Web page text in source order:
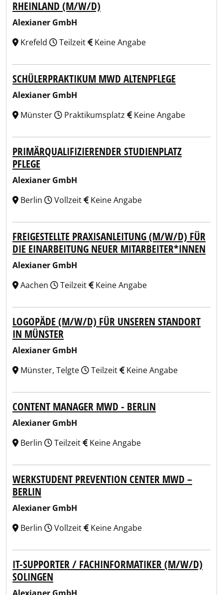
RHEINLAND (M/W/D)
Alexianer GmbH
Krefeld
Teilzeit Keine Angabe
SCHÜLERPRAKTIKUM MWD ALTENPFLEGE
Alexianer GmbH
Münster
Praktikumsplatz Keine Angabe
PRIMÄRQUALIFIZIERENDER STUDIENPLATZ
PFLEGE
Alexianer GmbH
Berlin
Vollzeit Keine Angabe
FREIGESTELLTE PRAXISANLEITUNG (M/W/D) FÜR
DIE EINARBEITUNG NEUER MITARBEITER*INNEN
Alexianer GmbH
Aachen
Teilzeit Keine Angabe
LOGOPÄDE (M/W/D) FÜR UNSEREN STANDORT
IN MÜNSTER
Alexianer GmbH
Münster, Telgte
Teilzeit Keine Angabe
CONTENT MANAGER MWD - BERLIN
Alexianer GmbH
Berlin
Teilzeit Keine Angabe
WERKSTUDENT PREVENTION CENTER MWD –
BERLIN
Alexianer GmbH
Berlin
Vollzeit Keine Angabe
IT-SUPPORTER / FACHINFORMATIKER (M/W/D)
SOLINGEN